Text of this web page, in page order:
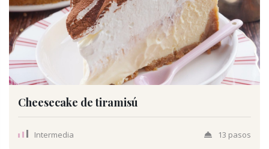
Cheesecake de tiramisú
Intermedia 13 pasos